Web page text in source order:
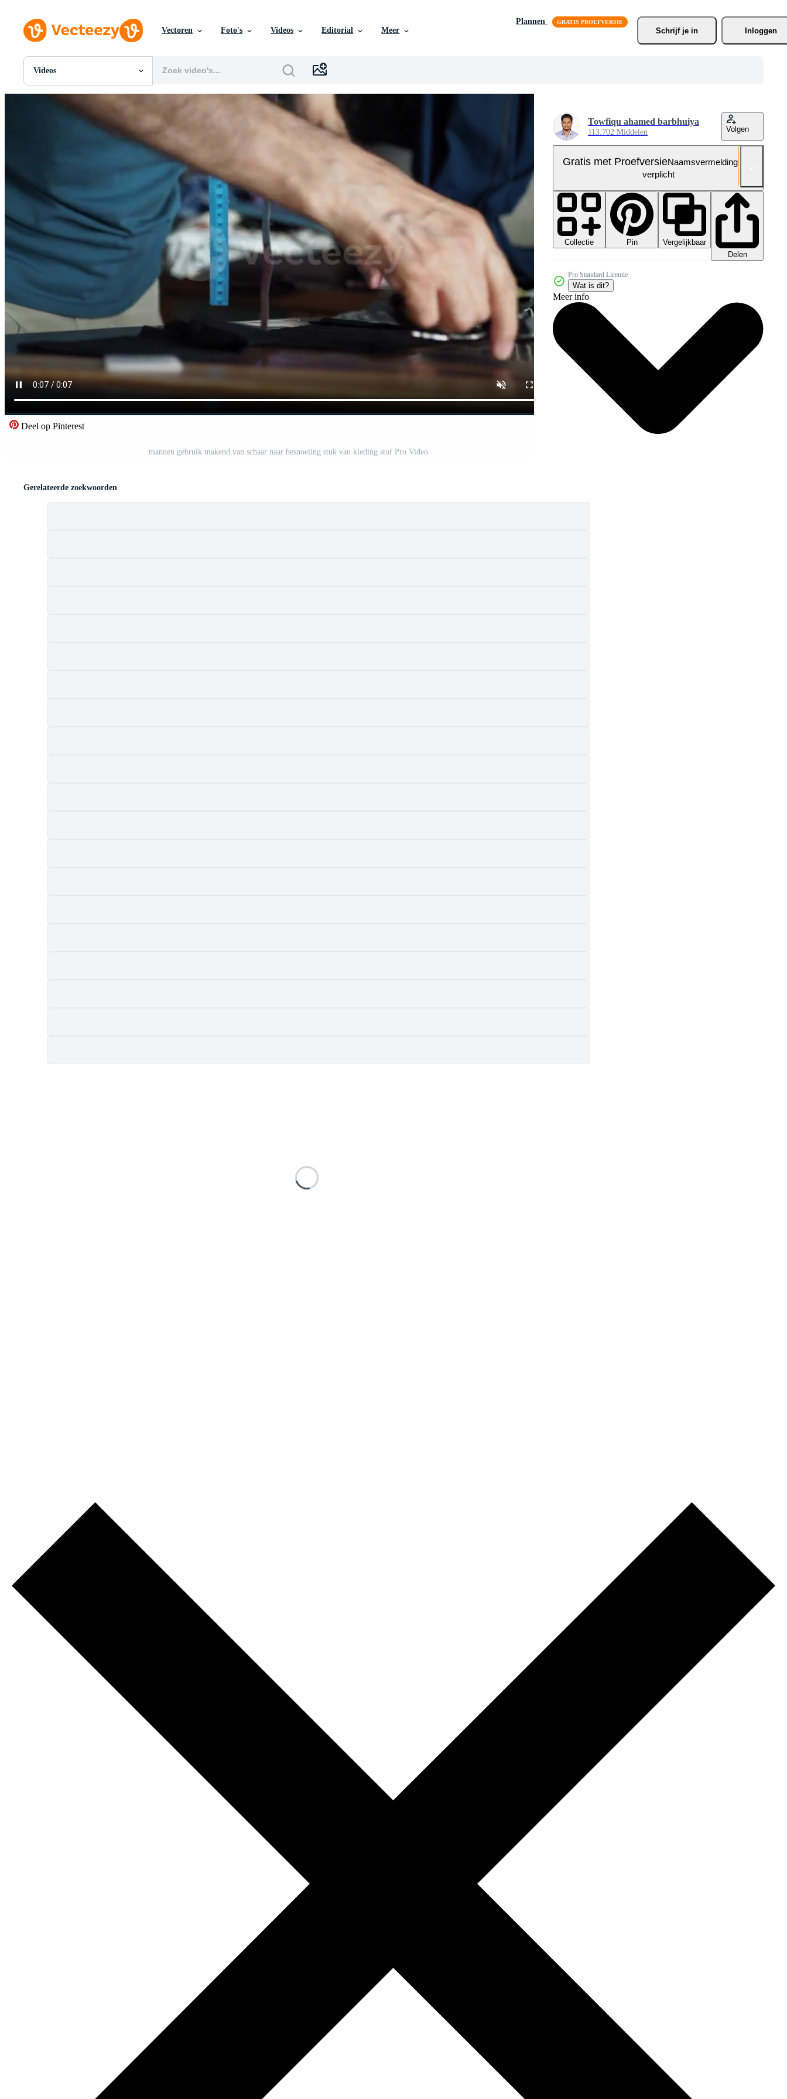
Vectoren Foto's Videos Editorial Meer
Plannen
Schrijf je in Inloggen
Videos
Alle Afbeeldingen
PNGs
Redactionele Afbeeldingen
Redactionele Evenementen
Deel op Pinterest
mannen gebruik makend van schaar naar besnoeiing stuk van kleding stof Pro Video
Towfiqu ahamed barbhuiya
113.702 Middelen Volgen
Gratis met ProefversieNaamsvermelding niet
verplicht
Collectie Pin
Vergelijkbaar
Delen
Pro Standard Licentie
Wat is dit?
Meer info
Gerelateerde zoekwoorden